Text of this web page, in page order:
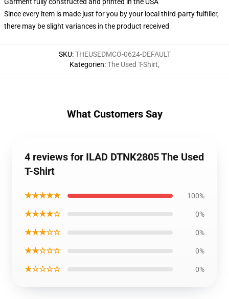
Since every item is made just for you by your local third-party fulfiller,
there may be slight variances in the product received
SKU:THEUSEDMCO-0624-DEFAULT
Kategorien:The Used T-Shirt,
What Customers Say
4 reviews for ILAD DTNK2805 The Used
T-Shirt
★★★★★ 100%
★★★★☆ 0%
★★★☆☆ 0%
★★☆☆☆ 0%
★☆☆☆☆ 0%